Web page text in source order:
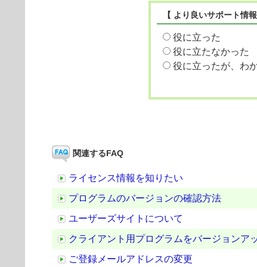
【 より良いサポート情
役に立った
役に立たなかった
役に立ったが、わ
関連するFAQ
ライセンス情報を知りたい
プログラムのバージョンの確認方法
ユーザーズサイトについて
クライアント用プログラムをバージョンア
ご登録メールアドレスの変更